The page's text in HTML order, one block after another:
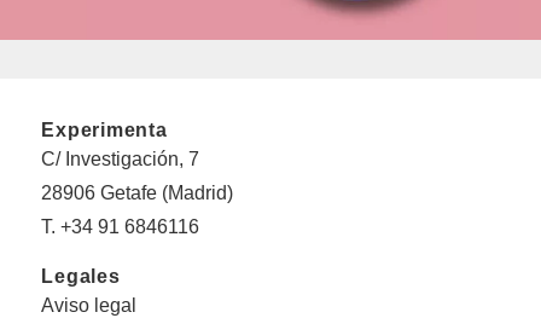
Experimenta
C/ Investigación, 7
28906 Getafe (Madrid)
T. +34 91 6846116
Legales
Aviso legal